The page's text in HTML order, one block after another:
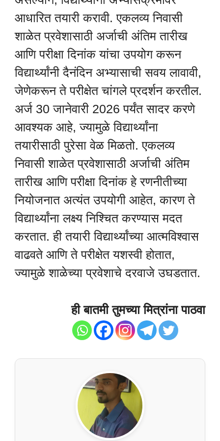
आधारित तयारी करावी. एकलव्य निवासी
शाळेत प्रवेशासाठी अर्जाची अंतिम तारीख
आणि परीक्षा दिनांक यांचा उपयोग करून
विद्यार्थ्यांनी दैनंदिन अभ्यासाची सवय लावावी,
जेणेकरून ते परीक्षेत चांगले प्रदर्शन करतील.
अर्ज 30 जानेवारी 2026 पर्यंत सादर करणे
आवश्यक आहे, ज्यामुळे विद्यार्थ्यांना
तयारीसाठी पुरेसा वेळ मिळतो. एकलव्य
निवासी शाळेत प्रवेशासाठी अर्जाची अंतिम
तारीख आणि परीक्षा दिनांक हे रणनीतीच्या
नियोजनात अत्यंत उपयोगी आहेत, कारण ते
विद्यार्थ्यांना लक्ष्य निश्चित करण्यास मदत
करतात. ही तयारी विद्यार्थ्यांच्या आत्मविश्वास
वाढवते आणि ते परीक्षेत यशस्वी होतात,
ज्यामुळे शाळेच्या प्रवेशाचे दरवाजे उघडतात.
ही बातमी तुमच्या मित्रांना पाठवा